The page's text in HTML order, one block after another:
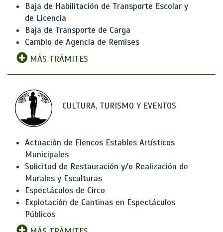
Baja de Habilitación de Transporte Escolar y
de Licencia
Baja de Transporte de Carga
Cambio de Agencia de Remises
MÁS TRÁMITES
CULTURA, TURISMO Y EVENTOS
Actuación de Elencos Estables Artísticos
Municipales
Solicitud de Restauración y/o Realización de
Murales y Esculturas
Espectáculos de Circo
Explotación de Cantinas en Espectáculos
Públicos